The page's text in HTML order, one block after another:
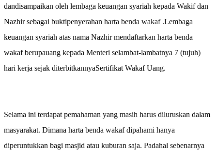
dandisampaikan oleh lembaga keuangan syariah kepada Wakif dan
Nazhir sebagai buktipenyerahan harta benda wakaf .Lembaga
keuangan syariah atas nama Nazhir mendaftarkan harta benda
wakaf berupauang kepada Menteri selambat-lambatnya 7 (tujuh)
hari kerja sejak diterbitkannyaSertifikat Wakaf Uang.
Selama ini terdapat pemahaman yang masih harus diluruskan dalam
masyarakat. Dimana harta benda wakaf dipahami hanya
diperuntukkan bagi masjid atau kuburan saja. Padahal sebenarnya